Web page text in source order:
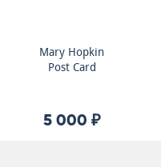
Mary Hopkin
Post Card
5 000 ₽